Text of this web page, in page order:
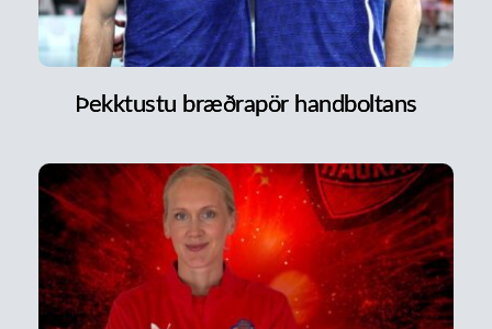
Þekktustu bræðrapör handboltans